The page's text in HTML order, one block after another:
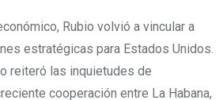
Rubio volvió a vincular a
estratégicas para Estados Unidos.
reiteró las inquietudes de
cooperación entre La Habana,